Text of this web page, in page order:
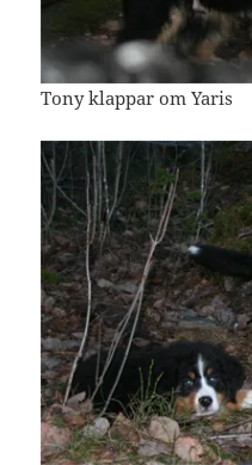
Tony klappar om Yaris